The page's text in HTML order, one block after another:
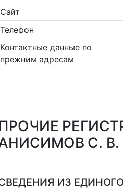
Сайт
Телефон
Контактные данные по
прежним адресам
С. В.
ИЗ